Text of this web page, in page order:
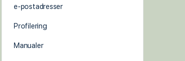
e-postadresser
Profilering
Manualer